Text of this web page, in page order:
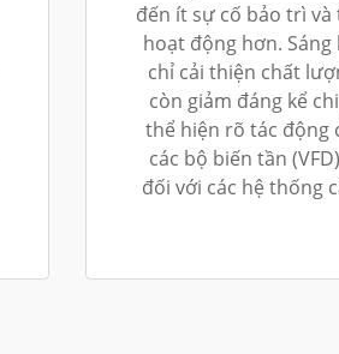
đến ít sự cố bảo trì
hoạt động hơn. Sáng
chỉ cải thiện chất
còn giảm đáng kể
thể hiện rõ tác động
các bộ biến tần
đối với các hệ thống